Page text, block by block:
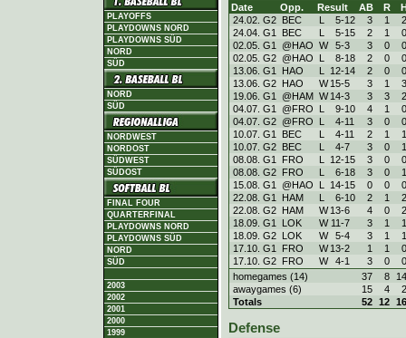
PLAYOFFS
PLAYDOWNS NORD
PLAYDOWNS SÜD
NORD
SÜD
NORD
SÜD
NORDWEST
NORDOST
SÜDWEST
SÜDOST
FINAL FOUR
QUARTERFINAL
PLAYDOWNS NORD
PLAYDOWNS SÜD
NORD
SÜD
2003
2002
2001
2000
1999
Date Opp. Result AB R
24.02. G2 BEC L 5-12 3 1
2
24.04. G1
BEC L 5-15 2 1
0
02.05. G1
@HAO W 5-3 3 0
0
02.05. G2 @HAO L 8-18 2 0
0
13.06. G1
HAO L 12-14 2 0
0
13.06. G2 HAO W 15-5 3 1
3
19.06. G1
@HAM W 14-3 3 3
2
04.07. G1
@FRO L 9-10 4 1
0
04.07. G2 @FRO L 4-11 3 0
0
10.07. G1
BEC L 4-11 2 1
1
10.07. G2 BEC L 4-7 3 0
1
08.08. G1
FRO L 12-15 3 0
0
08.08. G2 FRO L 6-18 3 0
1
15.08. G1
@HAO L 14-15 0 0
0
22.08. G1
HAM L 6-10 2 1
2
22.08. G2 HAM W 13-6 4 0
2
18.09. G1
LOK W 11-7 3 1
1
18.09. G2 LOK W 5-4 3 1
1
17.10. G1
FRO W 13-2 1 1
0
17.10. G2 FRO W 4-1 3 0
0
homegames (14)
37 8
14
awaygames (6)
15 4
2
Totals
52 12 16
Defense